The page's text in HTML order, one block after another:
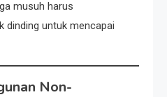
musuh harus
dinding untuk mencapai
Non-